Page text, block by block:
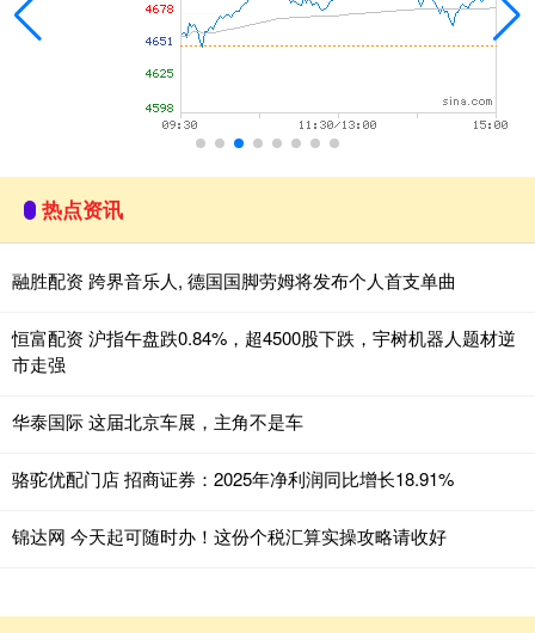
热点资讯
融胜配资 跨界音乐人, 德国国脚劳姆将发布个人首支单曲
恒富配资 沪指午盘跌0.84%，超4500股下跌，宇树机器人题材逆
市走强
华泰国际 这届北京车展，主角不是车
骆驼优配门店 招商证券：2025年净利润同比增长18.91%
锦达网 今天起可随时办！这份个税汇算实操攻略请收好